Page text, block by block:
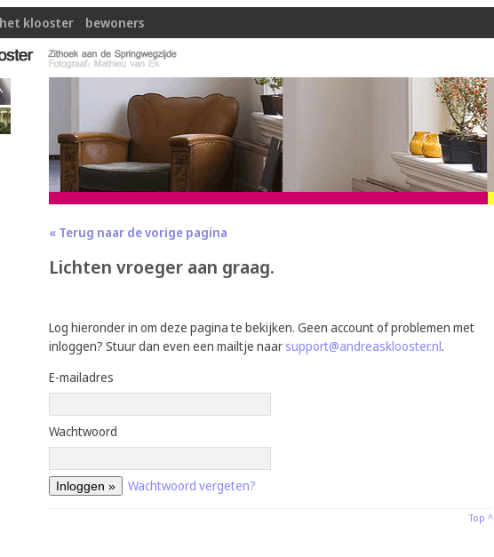
klooster bewoners
« Terug naar de vorige pagina
Lichten vroeger aan graag.
Log hieronder in om deze pagina te bekijken. Geen account of problemen met
inloggen? Stuur dan even een mailtje naar support@andreasklooster.nl.
E-mailadres
Wachtwoord
Wachtwoord vergeten?
Top ^